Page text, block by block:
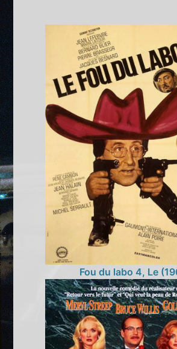
Fou du labo 4, Le